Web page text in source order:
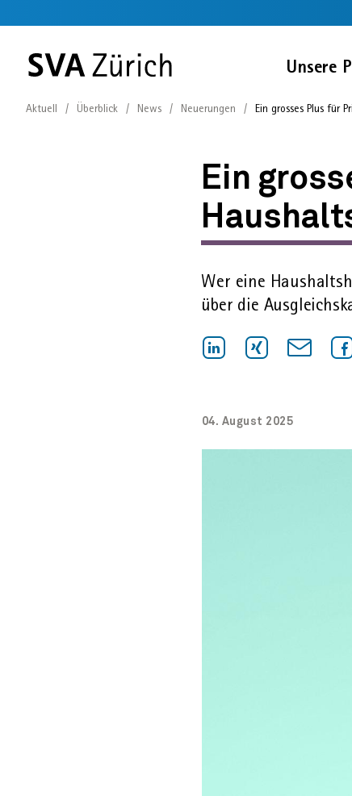
Navigation
Startseite
Unsere
Ein
Privatpersonen
Aktuell Überblick News Neuerungen Ein grosses Plus für
Ein
Wer eine
über die
04. August 2025